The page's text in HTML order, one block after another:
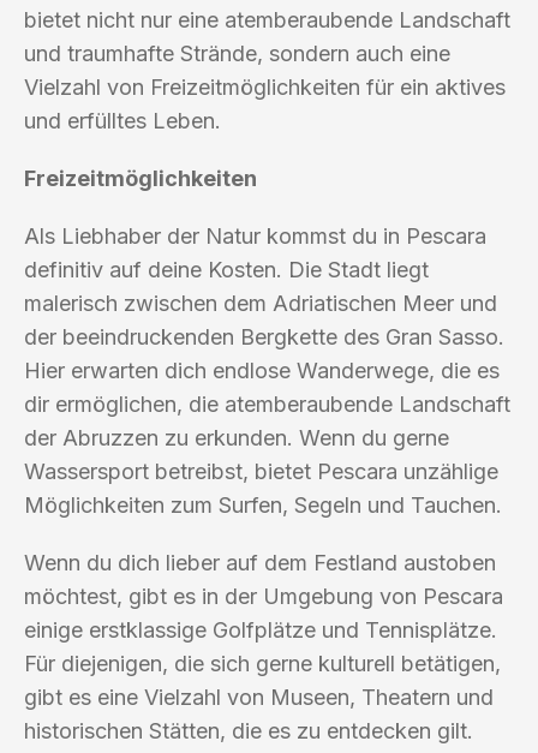
bietet nicht nur eine atemberaubende Landschaft
und traumhafte Strände, sondern auch eine
Vielzahl von Freizeitmöglichkeiten für ein aktives
und erfülltes Leben.
Freizeitmöglichkeiten
Als Liebhaber der Natur kommst du in Pescara
definitiv auf deine Kosten. Die Stadt liegt
malerisch zwischen dem Adriatischen Meer und
der beeindruckenden Bergkette des Gran Sasso.
Hier erwarten dich endlose Wanderwege, die es
dir ermöglichen, die atemberaubende Landschaft
der Abruzzen zu erkunden. Wenn du gerne
Wassersport betreibst, bietet Pescara unzählige
Möglichkeiten zum Surfen, Segeln und Tauchen.
Wenn du dich lieber auf dem Festland austoben
möchtest, gibt es in der Umgebung von Pescara
einige erstklassige Golfplätze und Tennisplätze.
Für diejenigen, die sich gerne kulturell betätigen,
gibt es eine Vielzahl von Museen, Theatern und
historischen Stätten, die es zu entdecken gilt.